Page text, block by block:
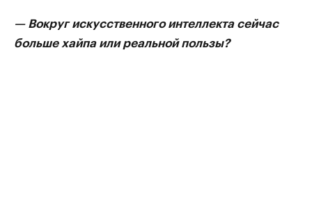
— Вокруг искусственного интеллекта сейчас
больше хайпа или реальной пользы?